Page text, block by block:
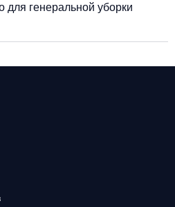
для генеральной уборки